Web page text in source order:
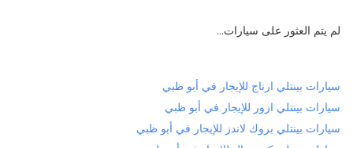
لم يتم العثور على سيارات...
سيارات بينتلي ارناج للإيجار في أبو ظبي
سيارات بينتلي ازور للإيجار في أبو ظبي
سيارات بينتلي بروك لاندز للإيجار في أبو ظبي